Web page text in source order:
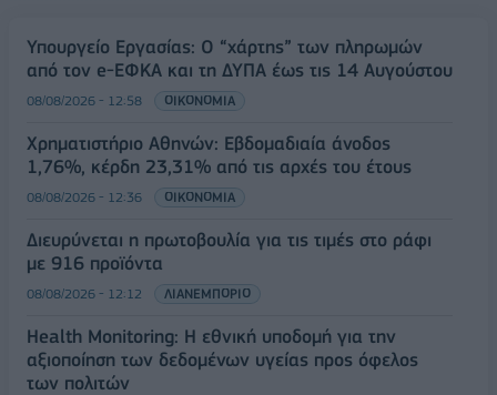
Υπουργείο Εργασίας: Ο “χάρτης” των πληρωμών
από τον e-ΕΦΚΑ και τη ΔΥΠΑ έως τις 14 Αυγούστου
08/08/2026 - 12:58 ΟΙΚΟΝΟΜΙΑ
Χρηματιστήριο Αθηνών: Εβδομαδιαία άνοδος
1,76%, κέρδη 23,31% από τις αρχές του έτους
08/08/2026 - 12:36 ΟΙΚΟΝΟΜΙΑ
Διευρύνεται η πρωτοβουλία για τις τιμές στο ράφι
με 916 προϊόντα
08/08/2026 - 12:12 ΛΙΑΝΕΜΠΟΡΙΟ
Health Monitoring: Η εθνική υποδομή για την
αξιοποίηση των δεδομένων υγείας προς όφελος
των πολιτών